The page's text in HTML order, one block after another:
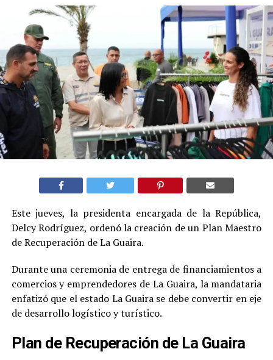
Este jueves, la presidenta encargada de la República,
Delcy Rodríguez, ordenó la creación de un Plan Maestro
de Recuperación de La Guaira.
Durante una ceremonia de entrega de financiamientos a
comercios y emprendedores de La Guaira, la mandataria
enfatizó que el estado La Guaira se debe convertir en eje
de desarrollo logístico y turístico.
Plan de Recuperación de La Guaira